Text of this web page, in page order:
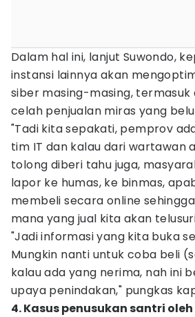
Dalam hal ini, lanjut Suwondo,
instansi lainnya akan
siber masing-masing,
celah penjualan miras yang
"Tadi kita sepakati, pemprov
tim IT dan kalau dari wartawan
tolong diberi tahu juga,
lapor ke humas, ke binmas,
membeli secara online
mana yang jual kita akan
"Jadi informasi yang kita buka
Mungkin nanti untuk coba beli
kalau ada yang nerima, nah ini
upaya penindakan," pungkas
4. Kasus penusukan santri